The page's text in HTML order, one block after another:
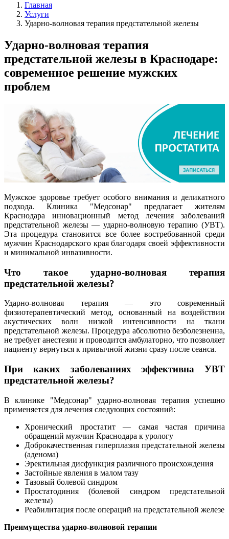
Главная
Услуги
Ударно-волновая терапия предстательной железы
Ударно-волновая терапия
предстательной железы в Краснодаре:
современное решение мужских
проблем
Мужское здоровье требует особого внимания и деликатного
подхода. Клиника "Медсонар" предлагает жителям
Краснодара инновационный метод лечения заболеваний
предстательной железы — ударно-волновую терапию (УВТ).
Эта процедура становится все более востребованной среди
мужчин Краснодарского края благодаря своей эффективности
и минимальной инвазивности.
Что такое ударно-волновая терапия
предстательной железы?
Ударно-волновая терапия — это современный
физиотерапевтический метод, основанный на воздействии
акустических волн низкой интенсивности на ткани
предстательной железы. Процедура абсолютно безболезненна,
не требует анестезии и проводится амбулаторно, что позволяет
пациенту вернуться к привычной жизни сразу после сеанса.
При каких заболеваниях эффективна УВТ
предстательной железы?
В клинике "Медсонар" ударно-волновая терапия успешно
применяется для лечения следующих состояний:
Хронический простатит — самая частая причина
обращений мужчин Краснодара к урологу
Доброкачественная гиперплазия предстательной железы
(аденома)
Эректильная дисфункция различного происхождения
Застойные явления в малом тазу
Тазовый болевой синдром
Простатодиния (болевой синдром предстательной
железы)
Реабилитация после операций на предстательной железе
Преимущества ударно-волновой терапии